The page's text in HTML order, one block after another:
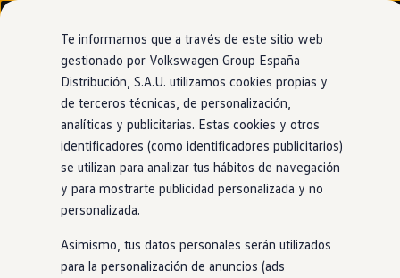
Ir
directamente
al contenido
Ir
directamente
al pie de
página
Nuevo ID. Cross
Vehículos Comerciales
Compra y ofertas
Volkswagen nuevo en stock
Volkswagen de ocasión
Financiación
My Renting
My Way
Seguros
Empresas
Autoescuelas
Eléctricos e híbridos
Más sobre híbridos
Plan Auto +
Te informamos que a través de este sitio web
gestionado por Volkswagen Group España
Distribución, S.A.U. utilizamos cookies propias y
de terceros técnicas, de personalización,
analíticas y publicitarias. Estas cookies y otros
identificadores (como identificadores publicitarios)
se utilizan para analizar tus hábitos de navegación
y para mostrarte publicidad personalizada y no
personalizada.
Asimismo, tus datos personales serán utilizados
para la personalización de anuncios (ads